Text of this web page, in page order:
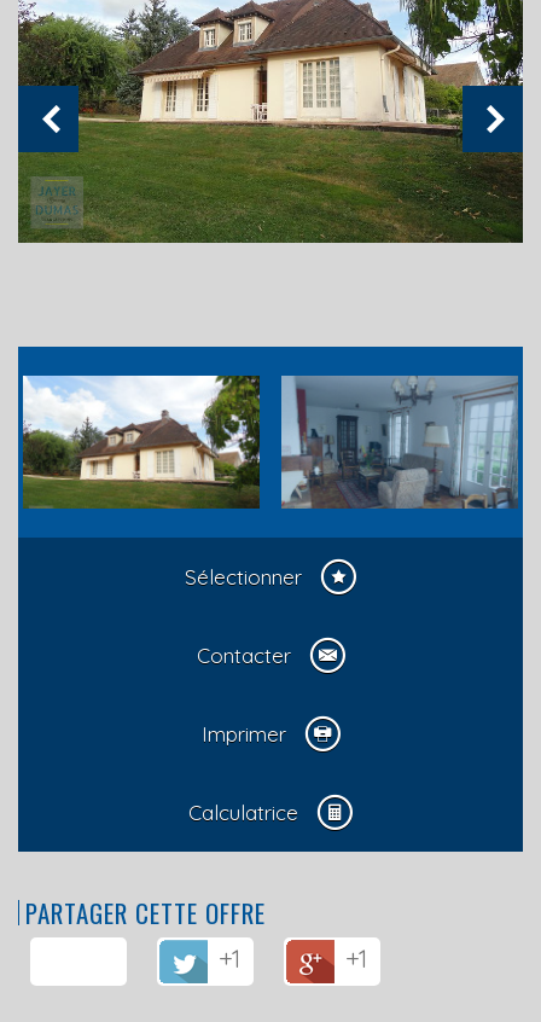
Sélectionner
Contacter
Imprimer
Calculatrice
PARTAGER CETTE OFFRE
+1 +1